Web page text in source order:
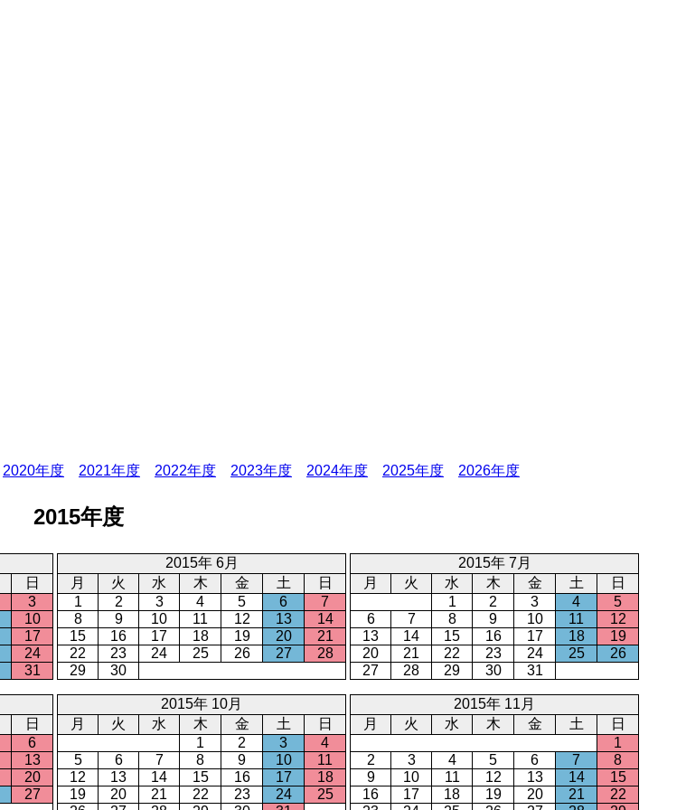
2020年度 2021年度 2022年度 2023年度 2024年度 2025年度 2026年度
2015年度
日
3
10
17
24
31
2015年 6月
月
火 水 木 金 土
日
1
2 3 4 5 6
7
8
9 10 11 12 13
14
15
16 17 18 19 20
21
22
23 24 25 26 27
28
29
30
2015年 7月
月
火 水 木 金 土
日
1
2 3 4
5
6
7 8 9 10 11
12
13
14 15 16 17 18
19
20
21 22 23 24 25
26
27
28 29 30 31
日
6
13
20
27
2015年 10月
月
火 水 木 金 土
日
1
2 3
4
5
6 7 8 9 10
11
12
13 14 15 16 17
18
19
20 21 22 23 24
25
2015年 11月
月
火 水 木 金 土
日
1
2
3 4 5 6 7
8
9
10 11 12 13 14
15
16
17 18 19 20 21
22